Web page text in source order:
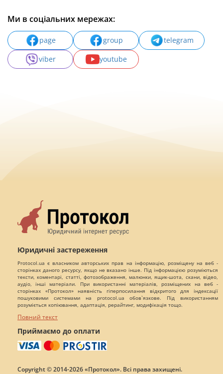
Ми в соціальних мережах:
page group
telegram
viber
youtube
Юридичні застереження
Protocol.ua є власником авторських прав на інформацію, розміщену на веб -
сторінках даного ресурсу, якщо не вказано інше. Під інформацією розуміються
тексти, коментарі, статті, фотозображення, малюнки, ящик-шота, скани, відео,
аудіо, інші матеріали. При використанні матеріалів, розміщених на веб -
сторінках «Протокол» наявність гіперпосилання відкритого для індексації
пошуковими системами на protocol.ua обов`язкове. Під використанням
розуміється копіювання, адаптація, рерайтинг, модифікація тощо.
Повний текст
Приймаємо до оплати
Copyright © 2014-2026 «Протокол». Всі права захищені.